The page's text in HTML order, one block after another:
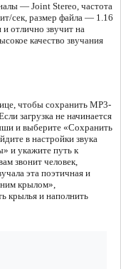
— Joint Stereo, частота
сек, размер файла — 1.16
отлично звучит на
качество звучания
чтобы сохранить MP3-
загрузка не начинается
и выберите «Сохранить
в настройки звука
и укажите путь к
звонит человек,
эта поэтичная и
крылом»,
крылья и наполнить